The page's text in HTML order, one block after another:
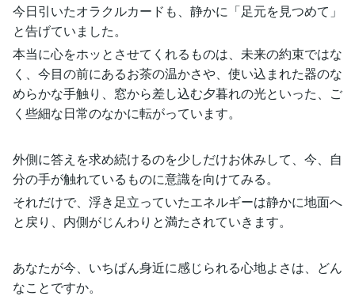
今日引いたオラクルカードも、静かに「足元を見つめて」
と告げていました。
本当に心をホッとさせてくれるものは、未来の約束ではな
く、今目の前にあるお茶の温かさや、使い込まれた器のな
めらかな手触り、窓から差し込む夕暮れの光といった、ご
く些細な日常のなかに転がっています。
外側に答えを求め続けるのを少しだけお休みして、今、自
分の手が触れているものに意識を向けてみる。
それだけで、浮き足立っていたエネルギーは静かに地面へ
と戻り、内側がじんわりと満たされていきます。
あなたが今、いちばん身近に感じられる心地よさは、どん
なことですか。